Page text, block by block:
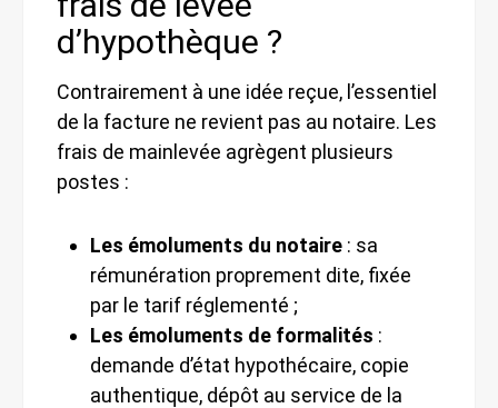
d’hypothèque ?
Contrairement à une idée reçue, l’essentiel
de la facture ne revient pas au notaire. Les
frais de mainlevée agrègent plusieurs
postes :
Les émoluments du notaire : sa
rémunération proprement dite, fixée
par le tarif réglementé ;
Les émoluments de formalités :
demande d’état hypothécaire, copie
authentique, dépôt au service de la